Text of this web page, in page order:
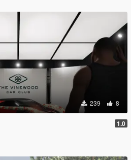
239 8
1.0